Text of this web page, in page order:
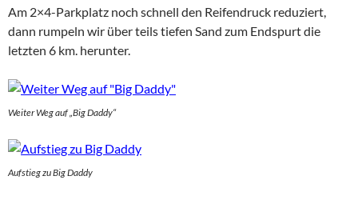
Am 2×4-Parkplatz noch schnell den Reifendruck reduziert,
dann rumpeln wir über teils tiefen Sand zum Endspurt die
letzten 6 km. herunter.
Weiter Weg auf „Big Daddy“
Aufstieg zu Big Daddy